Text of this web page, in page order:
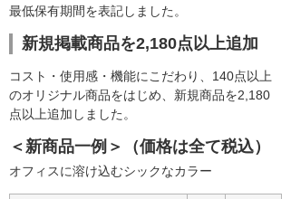
最低保有期間を表記しました。
新規掲載商品を2,180点以上追加
コスト・使用感・機能にこだわり、140点以上
のオリジナル商品をはじめ、新規商品を2,180
点以上追加しました。
＜新商品一例＞（価格は全て税込）
オフィスに溶け込むシックなカラー